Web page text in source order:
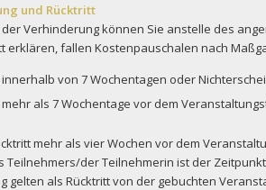
und Rücktritt
der Verhinderung können Sie anstelle des
erklären, fallen Kostenpauschalen nach
von 7 Wochentagen oder
als 7 Wochentage vor dem
mehr als vier Wochen vor dem
Teilnehmers/der Teilnehmerin ist der
gelten als Rücktritt von der gebuchten